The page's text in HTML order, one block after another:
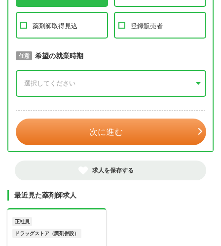
薬剤師取得見込 登録販売者
必須 取得予定年
任意 希望の就業時期
次に進む
求人を保存する
最近見た薬剤師求人
正社員
ドラッグストア（調剤併設）